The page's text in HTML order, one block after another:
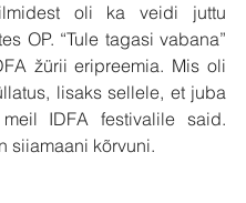
oli ka veidi juttu
OP. “Tule tagasi vabana”
žürii eripreemia. Mis oli
lisaks sellele, et juba
IDFA festivalile said.
siiamaani kõrvuni.